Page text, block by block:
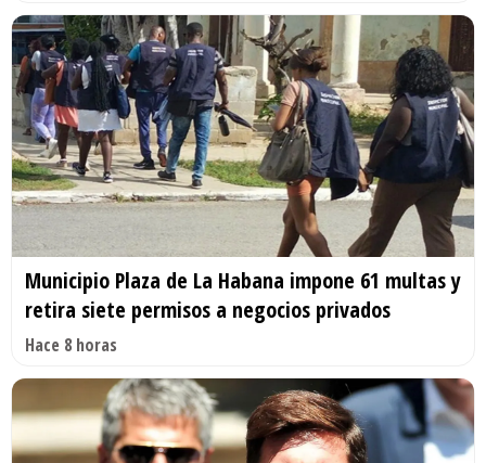
Municipio Plaza de La Habana impone 61 multas y
retira siete permisos a negocios privados
Hace 8 horas